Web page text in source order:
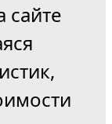
сайте